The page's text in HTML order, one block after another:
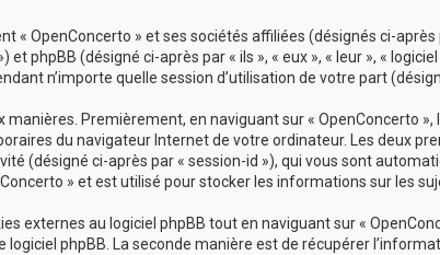
« OpenConcerto » et ses sociétés affiliées (désignés ci-après
phpBB (désigné ci-après par « ils », « eux », « leur », «
n’importe quelle session d’utilisation de votre part
Premièrement, en naviguant sur « OpenConcerto
du navigateur Internet de votre ordinateur. Les deux
(désigné ci-après par « session-id »), qui vous sont
» et est utilisé pour stocker les informations sur les
externes au logiciel phpBB tout en naviguant sur «
phpBB. La seconde manière est de récupérer